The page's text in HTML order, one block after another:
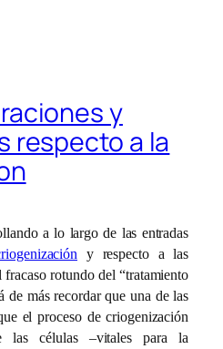
y
respecto a la
a lo largo de las entradas
y respecto a las
rotundo del “tratamiento
de más recordar que una de las
el proceso de criogenización
las células –vitales para la